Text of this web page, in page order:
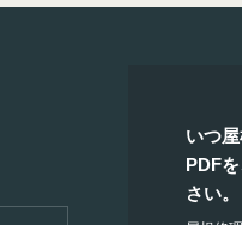
いつ
PDF
さい。